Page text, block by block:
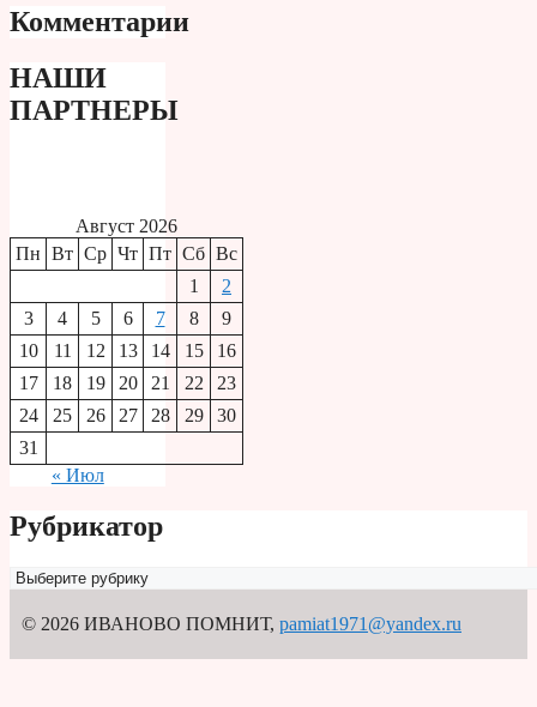
Комментарии
НАШИ
ПАРТНЕРЫ
Август 2026
Пн Вт Ср Чт Пт Сб Вс
1
2
3
4 5 6 7 8
9
10
11 12 13 14 15
16
17
18 19 20 21 22
23
24
25 26 27 28 29
30
31
« Июл
Рубрикатор
Рубрикатор
© 2026 ИВАНОВО ПОМНИТ, pamiat1971@yandex.ru